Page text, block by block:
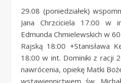
29.08 (poniedziałek) wspomnienie męczeństwa św.
Jana Chrzciciela 17:00 w
Edmunda Chmielewskich w
Rajską 18:00 +Stanisława
18:00 w int. Dominiki z racji
nawrócenia, opiekę Matki
wstawiennictwem św.